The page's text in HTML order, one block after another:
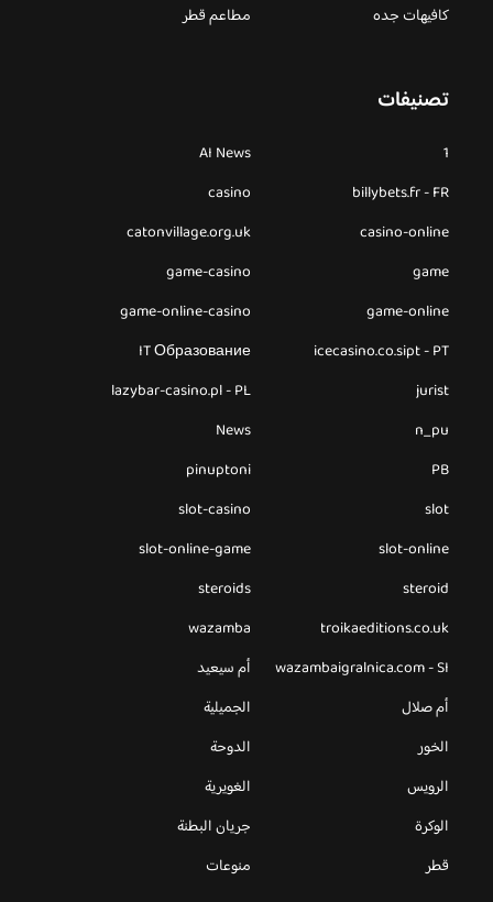
كافيهات جده
مطاعم قطر
تصنيفات
1
AI News
billybets.fr - FR
casino
casino-online
catonvillage.org.uk
game
game-casino
game-online
game-online-casino
icecasino.co.sipt - PT
IT Образование
jurist
lazybar-casino.pl - PL
n_pu
News
PB
pinuptoni
slot
slot-casino
slot-online
slot-online-game
steroid
steroids
troikaeditions.co.uk
wazamba
wazambaigralnica.com - SI
أم سيعيد
أم صلال
الجميلية
الخور
الدوحة
الرويس
الغويرية
الوكرة
جريان البطنة
قطر
منوعات